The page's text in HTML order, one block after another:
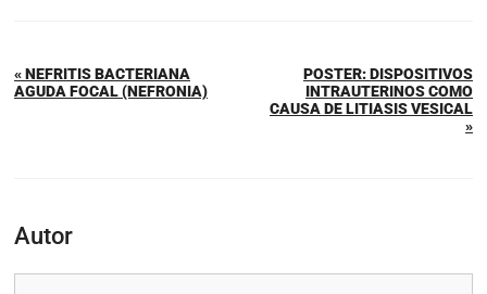
« NEFRITIS BACTERIANA
AGUDA FOCAL (NEFRONIA)
POSTER: DISPOSITIVOS
INTRAUTERINOS COMO
CAUSA DE LITIASIS VESICAL
»
Autor